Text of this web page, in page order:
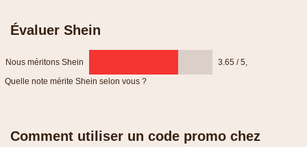
Évaluer Shein
Nous méritons Shein 3.65 / 5
Quelle note mérite Shein selon vous ?
Comment utiliser un code promo chez